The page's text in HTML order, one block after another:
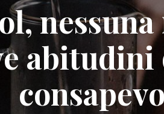
abitudini